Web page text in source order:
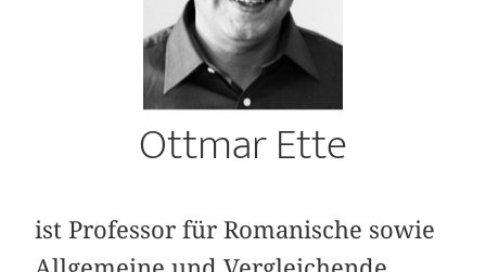
Ottmar Ette
ist Professor für Romanische sowie